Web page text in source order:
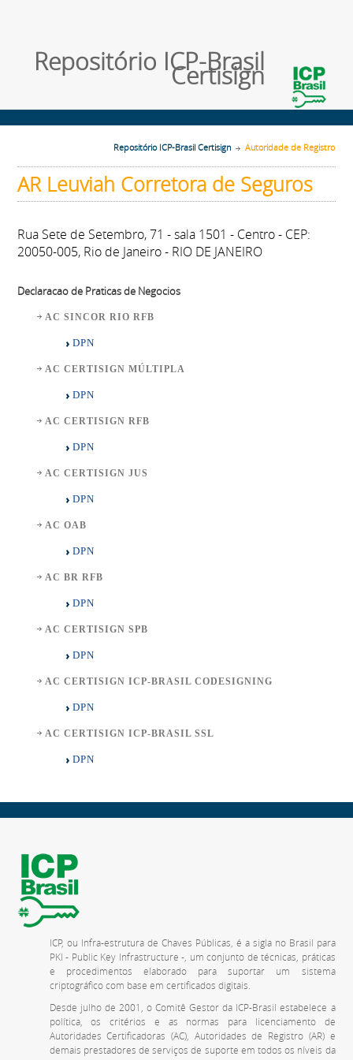
Repositório ICP-Brasil
Certisign
Repositório ICP-Brasil Certisign Autoridade de Registro
AR Leuviah Corretora de Seguros
Rua Sete de Setembro, 71 - sala 1501 - Centro - CEP:
20050-005, Rio de Janeiro - RIO DE JANEIRO
Declaracao de Praticas de Negocios
AC SINCOR RIO RFB
DPN
AC CERTISIGN MÚLTIPLA
DPN
AC CERTISIGN RFB
DPN
AC CERTISIGN JUS
DPN
AC OAB
DPN
AC BR RFB
DPN
AC CERTISIGN SPB
DPN
AC CERTISIGN ICP-BRASIL CODESIGNING
DPN
AC CERTISIGN ICP-BRASIL SSL
DPN
ICP, ou Infra-estrutura de Chaves Públicas, é a sigla no Brasil para
PKI - Public Key Infrastructure -, um conjunto de técnicas, práticas
e procedimentos elaborado para suportar um sistema
criptográfico com base em certificados digitais.
Desde julho de 2001, o Comitê Gestor da ICP-Brasil estabelece a
política, os critérios e as normas para licenciamento de
Autoridades Certificadoras (AC), Autoridades de Registro (AR) e
demais prestadores de serviços de suporte em todos os níveis da